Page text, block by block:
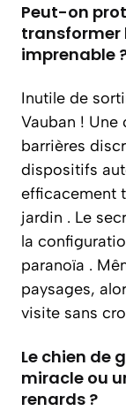
Peut-on
transformer
imprenable
Inutile de
Vauban !
barrières
dispositifs
efficacement
jardin . Le
la
paranoïa .
paysages,
visite sans
Le chien de
miracle ou
renards ?